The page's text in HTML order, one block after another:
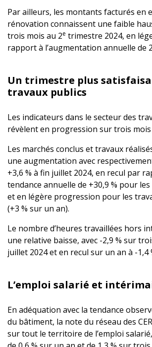
Par ailleurs, les montants facturés en
rénovation connaissent une faible
trois mois au 2e trimestre 2024, en
rapport à l’augmentation annuelle de
Un trimestre plus
travaux publics
Les indicateurs dans le secteur des
révèlent en progression sur trois mois
Les marchés conclus et travaux
une augmentation avec
+3,6 % à fin juillet 2024, en recul par
tendance annuelle de +30,9 % pour
et en légère progression pour les
(+3 % sur un an).
Le nombre d’heures travaillées hors
une relative baisse, avec -2,9 % sur
juillet 2024 et en recul sur un an à -1,4
L’emploi salarié et
En adéquation avec la tendance
du bâtiment, la note du réseau des
sur tout le territoire de l’emploi